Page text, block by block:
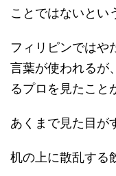
ことではないとい
フィリピンではや
言葉が使われるが
るプロを見たこと
あくまで見た目が
机の上に散乱する